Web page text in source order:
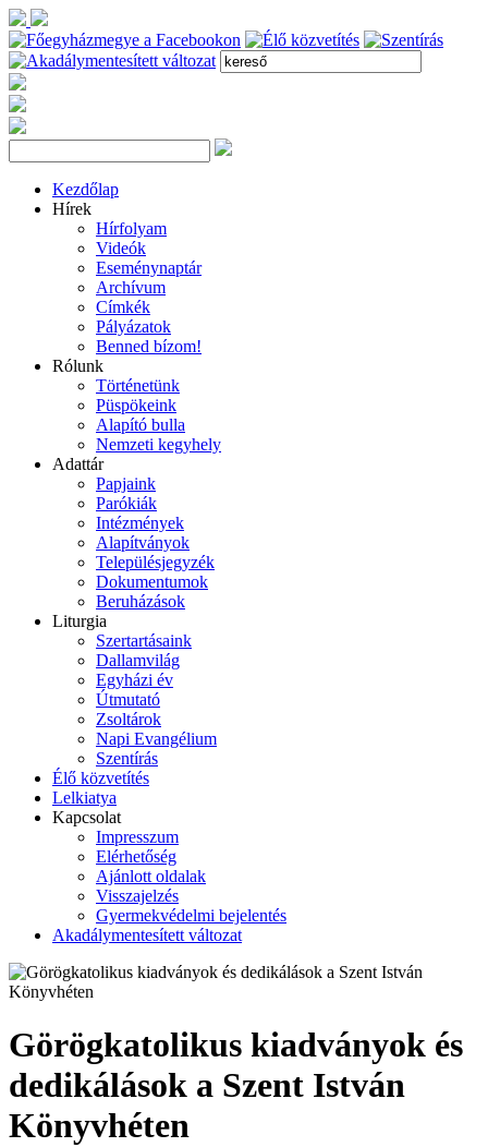
Kezdőlap
Hírek
Hírfolyam
Videók
Eseménynaptár
Archívum
Címkék
Pályázatok
Benned bízom!
Rólunk
Történetünk
Püspökeink
Alapító bulla
Nemzeti kegyhely
Adattár
Papjaink
Parókiák
Intézmények
Alapítványok
Településjegyzék
Dokumentumok
Beruházások
Liturgia
Szertartásaink
Dallamvilág
Egyházi év
Útmutató
Zsoltárok
Napi Evangélium
Szentírás
Élő közvetítés
Lelkiatya
Kapcsolat
Impresszum
Elérhetőség
Ajánlott oldalak
Visszajelzés
Gyermekvédelmi bejelentés
Akadálymentesített változat
Görögkatolikus kiadványok és
dedikálások a Szent István
Könyvhéten